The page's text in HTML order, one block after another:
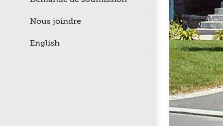
Nous joindre
English